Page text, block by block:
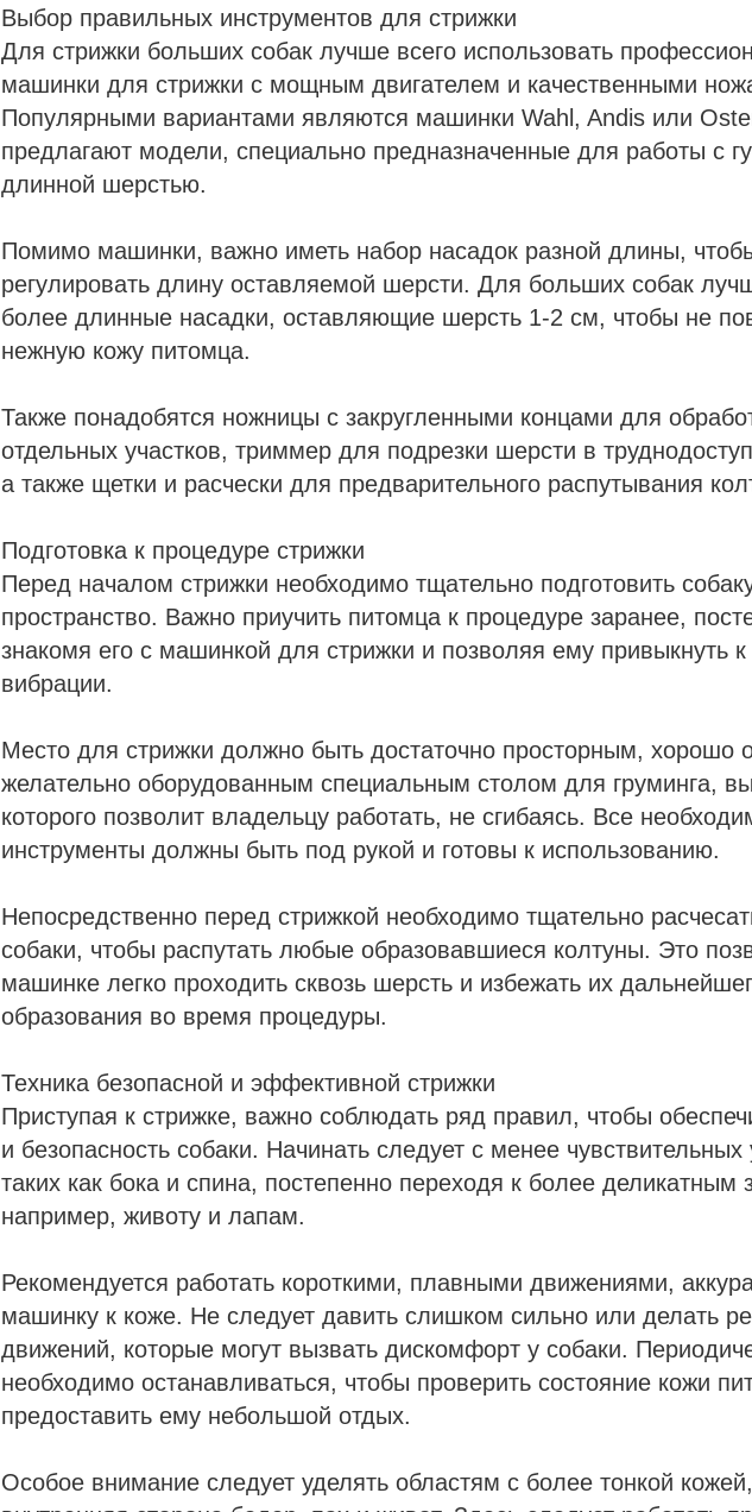
Выбор правильных инструментов для стрижки
Для стрижки больших собак лучше всего использовать
машинки для стрижки с мощным двигателем и качественными
Популярными вариантами являются машинки Wahl, Andis или
предлагают модели, специально предназначенные для работы с
длинной шерстью.
Помимо машинки, важно иметь набор насадок разной длины,
регулировать длину оставляемой шерсти. Для больших собак
более длинные насадки, оставляющие шерсть 1-2 см, чтобы не
нежную кожу питомца.
Также понадобятся ножницы с закругленными концами для
отдельных участков, триммер для подрезки шерсти в
а также щетки и расчески для предварительного распутывания
Подготовка к процедуре стрижки
Перед началом стрижки необходимо тщательно подготовить
пространство. Важно приучить питомца к процедуре заранее,
знакомя его с машинкой для стрижки и позволяя ему привыкнуть к
вибрации.
Место для стрижки должно быть достаточно просторным, хорошо
желательно оборудованным специальным столом для груминга,
которого позволит владельцу работать, не сгибаясь. Все
инструменты должны быть под рукой и готовы к использованию.
Непосредственно перед стрижкой необходимо тщательно
собаки, чтобы распутать любые образовавшиеся колтуны. Это
машинке легко проходить сквозь шерсть и избежать их
образования во время процедуры.
Техника безопасной и эффективной стрижки
Приступая к стрижке, важно соблюдать ряд правил, чтобы
и безопасность собаки. Начинать следует с менее чувствительных
таких как бока и спина, постепенно переходя к более деликатным
например, животу и лапам.
Рекомендуется работать короткими, плавными движениями,
машинку к коже. Не следует давить слишком сильно или делать
движений, которые могут вызвать дискомфорт у собаки.
необходимо останавливаться, чтобы проверить состояние кожи
предоставить ему небольшой отдых.
Особое внимание следует уделять областям с более тонкой